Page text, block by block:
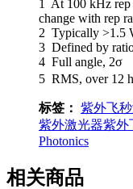
1 At 100 kHz rep
change with rep
2 Typically >1.5
3 Defined by
4 Full angle, 2σ
5 RMS, over 12
标签： 紫外飞
紫外激光器紫外
Photonics
相关商品